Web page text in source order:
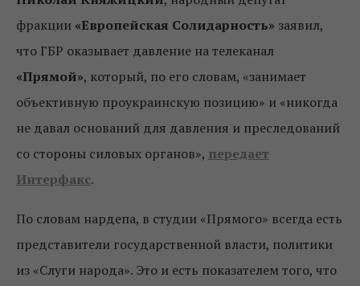
фракции «Европейская Солидарность» заявил,
что ГБР оказывает давление на телеканал
«Прямой», который, по его словам, «занимает
объективную проукраинскую позицию» и «никогда
не давал оснований для давления и преследований
со стороны силовых органов», передает
Интерфакс.
По словам нардепа, в студии «Прямого» всегда есть
представители государственной власти, политики
из «Слуги народа». Это и есть показателем того, что